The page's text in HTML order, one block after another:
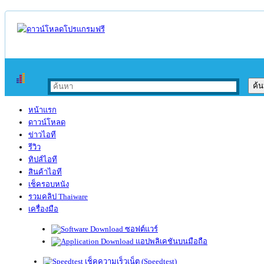
หน้าแรก
ดาวน์โหลด
ข่าวไอที
รีวิว
ทิปส์ไอที
สินค้าไอที
เช็ครอบหนัง
รวมคลิป Thaiware
เครื่องมือ
ซอฟต์แวร์
แอปพลิเคชันบนมือถือ
เช็คความเร็วเน็ต (Speedtest)